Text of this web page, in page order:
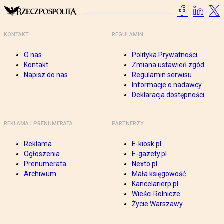
KONTAKT
O nas
Kontakt
Napisz do nas
REGULAMIN
Polityka Prywatności
Zmiana ustawień zgód
Regulamin serwisu
Informacje o nadawcy
Deklaracja dostępności
REKLAMA I PRENUMERATA
Reklama
Ogłoszenia
Prenumerata
Archiwum
PARTNERZY
E-kiosk.pl
E-gazety.pl
Nexto.pl
Mała księgowość
Kancelarierp.pl
Wieści Rolnicze
Życie Warszawy